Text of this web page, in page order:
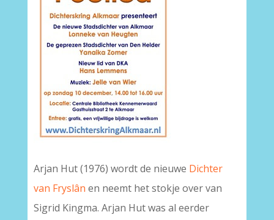
Arjan Hut (1976) wordt de nieuwe Dichter
van Fryslân en neemt het stokje over van
Sigrid Kingma. Arjan Hut was al eerder